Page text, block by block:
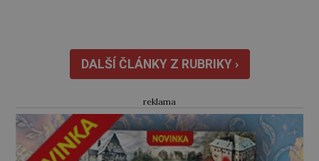
stačily! Škola pro něj není. Jindřich Michal
Hýzrle z Chodů (1575–1665) se v ní nudí. 10letý
chlapec chce procestovat […]
DALŠÍ ČLÁNKY Z RUBRIKY ›
reklama